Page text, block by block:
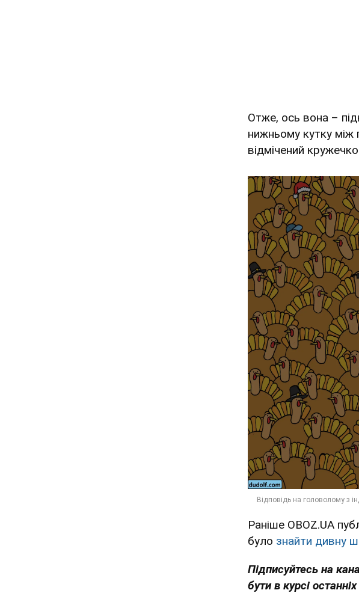
Отже, ось вона –
нижньому кутку між
відмічений
Раніше OBOZ.UA
було знайти дивну
Підписуйтесь на
бути в курсі